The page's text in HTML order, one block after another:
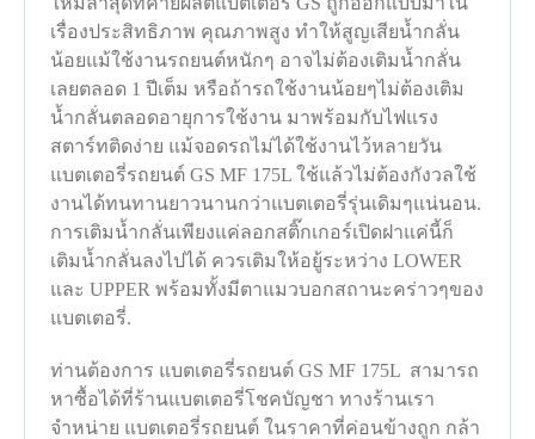
เรื่องประสิทธิภาพ คุณภาพสูง ทำให้สูญเสียน้ำกลั่น
น้อยแม้ใช้งานรถยนต์หนักๆ อาจไม่ต้องเติมน้ำกลั่น
เลยตลอด 1 ปีเต็ม หรือถ้ารถใช้งานน้อยๆไม่ต้องเติม
น้ำกลั่นตลอดอายุการใช้งาน มาพร้อมกับไฟแรง
สตาร์ทติดง่าย แม้จอดรถไม่ได้ใช้งานไว้หลายวัน
แบตเตอรี่รถยนต์ GS MF 175L ใช้แล้วไม่ต้องกังวลใช้
งานได้ทนทานยาวนานกว่าแบตเตอรี่รุ่นเดิมๆแน่นอน.
การเติมน้ำกลั่นเพียงแค่ลอกสติ๊กเกอร์เปิดฝาแค่นี้ก็
เติมน้ำกลั่นลงไปได้ ควรเติมให้อยู้ระหว่าง LOWER
และ UPPER พร้อมทั้งมีตาแมวบอกสถานะคร่าวๆของ
แบตเตอรี่.
ท่านต้องการ แบตเตอรี่รถยนต์ GS MF 175L สามารถ
หาซื้อได้ที่ร้านแบตเตอรี่โชคบัญชา ทางร้านเรา
จำหน่าย แบตเตอรี่รถยนต์ ในราคาที่ค่อนข้างถูก กล้า